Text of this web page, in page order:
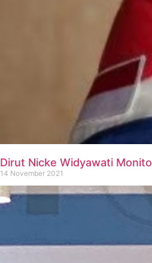
Dirut Nicke Widyawati
14 November 2021